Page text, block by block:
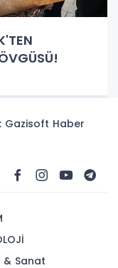
Gazisoft Haber
& Sanat